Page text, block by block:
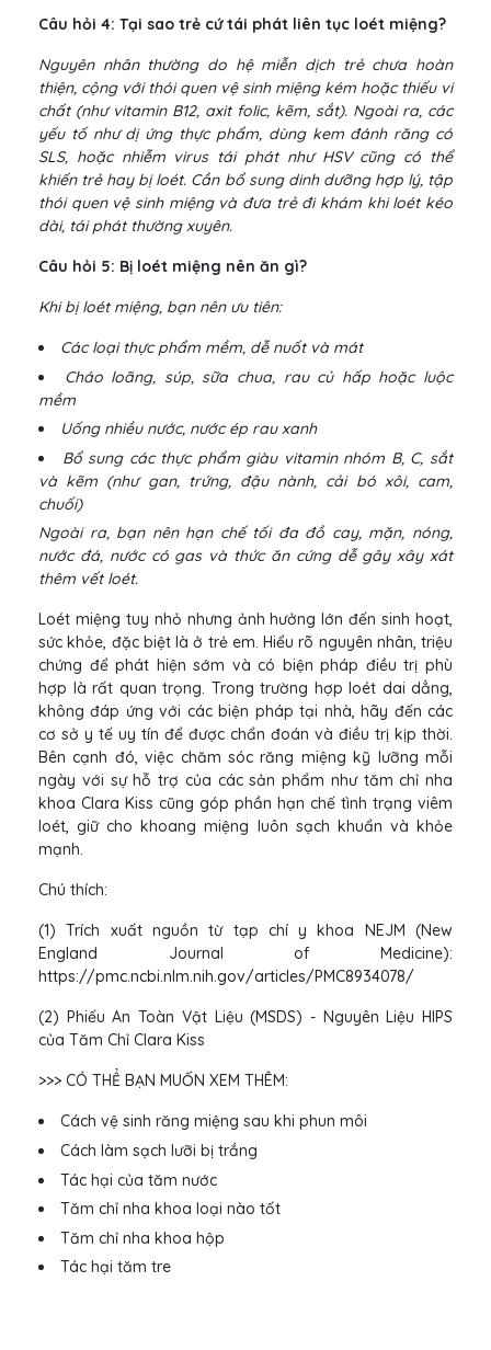
Câu hỏi 4: Tại sao trẻ cứ tái phát liên tục loét miệng?
Nguyên nhân thường do hệ miễn dịch trẻ chưa hoàn
thiện, cộng với thói quen vệ sinh miệng kém hoặc thiếu vi
chất (như vitamin B12, axit folic, kẽm, sắt). Ngoài ra, các
yếu tố như dị ứng thực phẩm, dùng kem đánh răng có
SLS, hoặc nhiễm virus tái phát như HSV cũng có thể
khiến trẻ hay bị loét. Cần bổ sung dinh dưỡng hợp lý, tập
thói quen vệ sinh miệng và đưa trẻ đi khám khi loét kéo
dài, tái phát thường xuyên.
Câu hỏi 5: Bị loét miệng nên ăn gì?
Khi bị loét miệng, bạn nên ưu tiên:
Các loại thực phẩm mềm, dễ nuốt và mát
Cháo loãng, súp, sữa chua, rau củ hấp hoặc luộc
mềm
Uống nhiều nước, nước ép rau xanh
Bổ sung các thực phẩm giàu vitamin nhóm B, C, sắt
và kẽm (như gan, trứng, đậu nành, cải bó xôi, cam,
chuối)
Ngoài ra, bạn nên hạn chế tối đa đồ cay, mặn, nóng,
nước đá, nước có gas và thức ăn cứng dễ gây xây xát
thêm vết loét.
Loét miệng tuy nhỏ nhưng ảnh hưởng lớn đến sinh hoạt,
sức khỏe, đặc biệt là ở trẻ em. Hiểu rõ nguyên nhân, triệu
chứng để phát hiện sớm và có biện pháp điều trị phù
hợp là rất quan trọng. Trong trường hợp loét dai dẳng,
không đáp ứng với các biện pháp tại nhà, hãy đến các
cơ sở y tế uy tín để được chẩn đoán và điều trị kịp thời.
Bên cạnh đó, việc chăm sóc răng miệng kỹ lưỡng mỗi
ngày với sự hỗ trợ của các sản phẩm như tăm chỉ nha
khoa Clara Kiss cũng góp phần hạn chế tình trạng viêm
loét, giữ cho khoang miệng luôn sạch khuẩn và khỏe
mạnh.
Chú thích:
(1) Trích xuất nguồn từ tạp chí y khoa NEJM (New
England Journal of Medicine):
https://pmc.ncbi.nlm.nih.gov/articles/PMC8934078/
(2) Phiếu An Toàn Vật Liệu (MSDS) - Nguyên Liệu HIPS
của Tăm Chỉ Clara Kiss
>>> CÓ THỂ BẠN MUỐN XEM THÊM:
Cách vệ sinh răng miệng sau khi phun môi
Cách làm sạch lưỡi bị trắng
Tác hại của tăm nước
Tăm chỉ nha khoa loại nào tốt
Tăm chỉ nha khoa hộp
Tác hại tăm tre